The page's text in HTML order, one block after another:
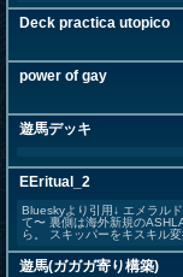
Deck practica utopico
power of gay
遊馬デッキ
EEritual_2
Blueskyより引用↓ エメラル
て〜 裏側は海外新規の
ら。 スキッパーをキスキル
遊馬(ガガガ寄り構築)